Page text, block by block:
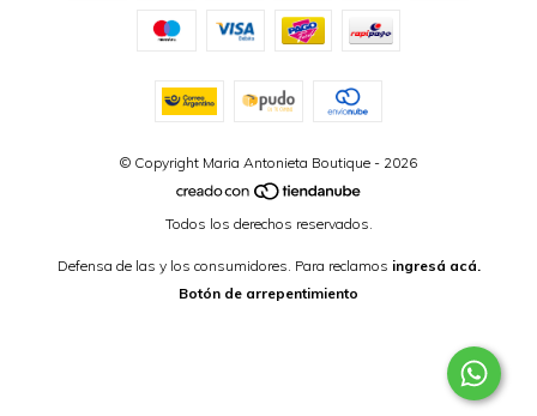
© Copyright Maria Antonieta Boutique - 2026
Todos los derechos reservados.
Defensa de las y los consumidores. Para reclamos ingresá acá.
Botón de arrepentimiento